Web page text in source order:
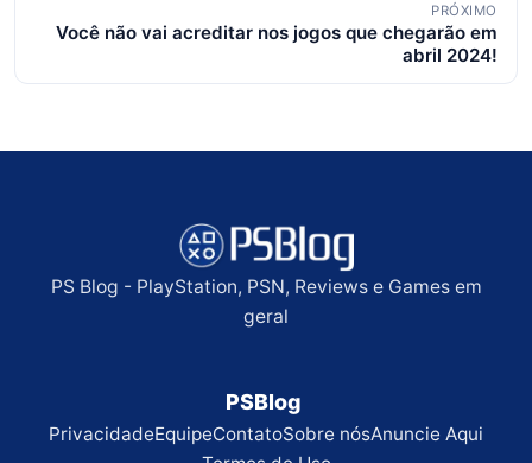
PRÓXIMO
Você não vai acreditar nos jogos que chegarão em
abril 2024!
PS Blog - PlayStation, PSN, Reviews e Games em
geral
PSBlog
PrivacidadeEquipeContatoSobre nósAnuncie Aqui